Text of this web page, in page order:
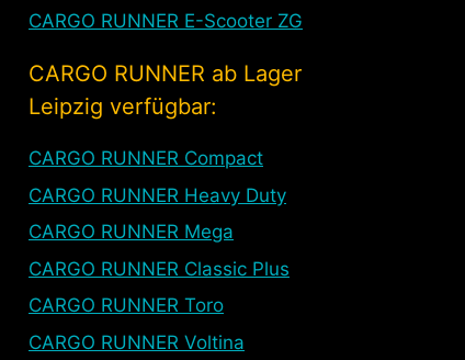
CARGO RUNNER E-Scooter ZG
CARGO RUNNER ab Lager
Leipzig verfügbar:
CARGO RUNNER Compact
CARGO RUNNER Heavy Duty
CARGO RUNNER Mega
CARGO RUNNER Classic Plus
CARGO RUNNER Toro
CARGO RUNNER Voltina